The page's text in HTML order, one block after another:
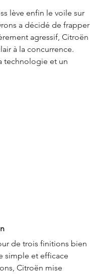
lève enfin le voile sur
a décidé de frapper
agressif, Citroën
à la concurrence.
technologie et un
de trois finitions bien
simple et efficace
Citroën mise